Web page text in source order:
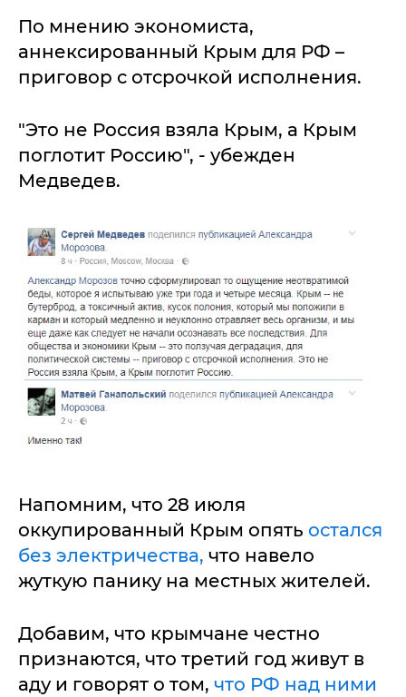
По мнению экономиста,
аннексированный Крым для РФ –
приговор с отсрочкой исполнения.
"Это не Россия взяла Крым, а Крым
поглотит Россию", - убежден
Медведев.
Напомним, что 28 июля
оккупированный Крым опять остался
без электричества, что навело
жуткую панику на местных жителей.
Добавим, что крымчане честно
признаются, что третий год живут в
аду и говорят о том, что РФ над ними